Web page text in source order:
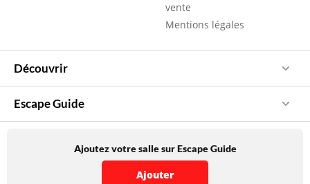
vente
Mentions légales
Découvrir
Escape Guide
Ajoutez votre salle sur Escape Guide
Ajouter